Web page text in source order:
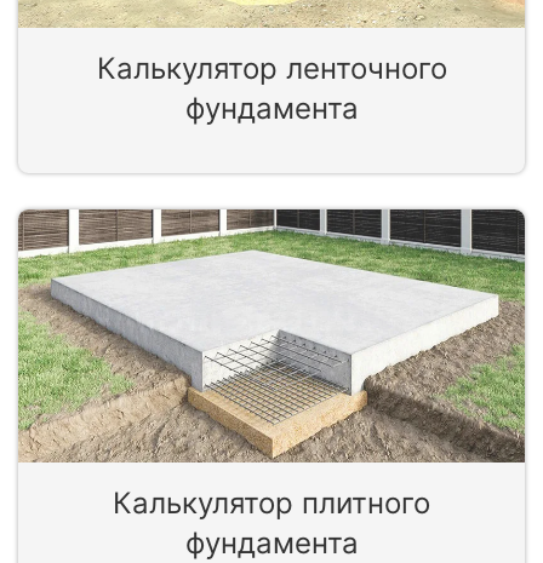
Калькулятор ленточного
фундамента
Калькулятор плитного
фундамента